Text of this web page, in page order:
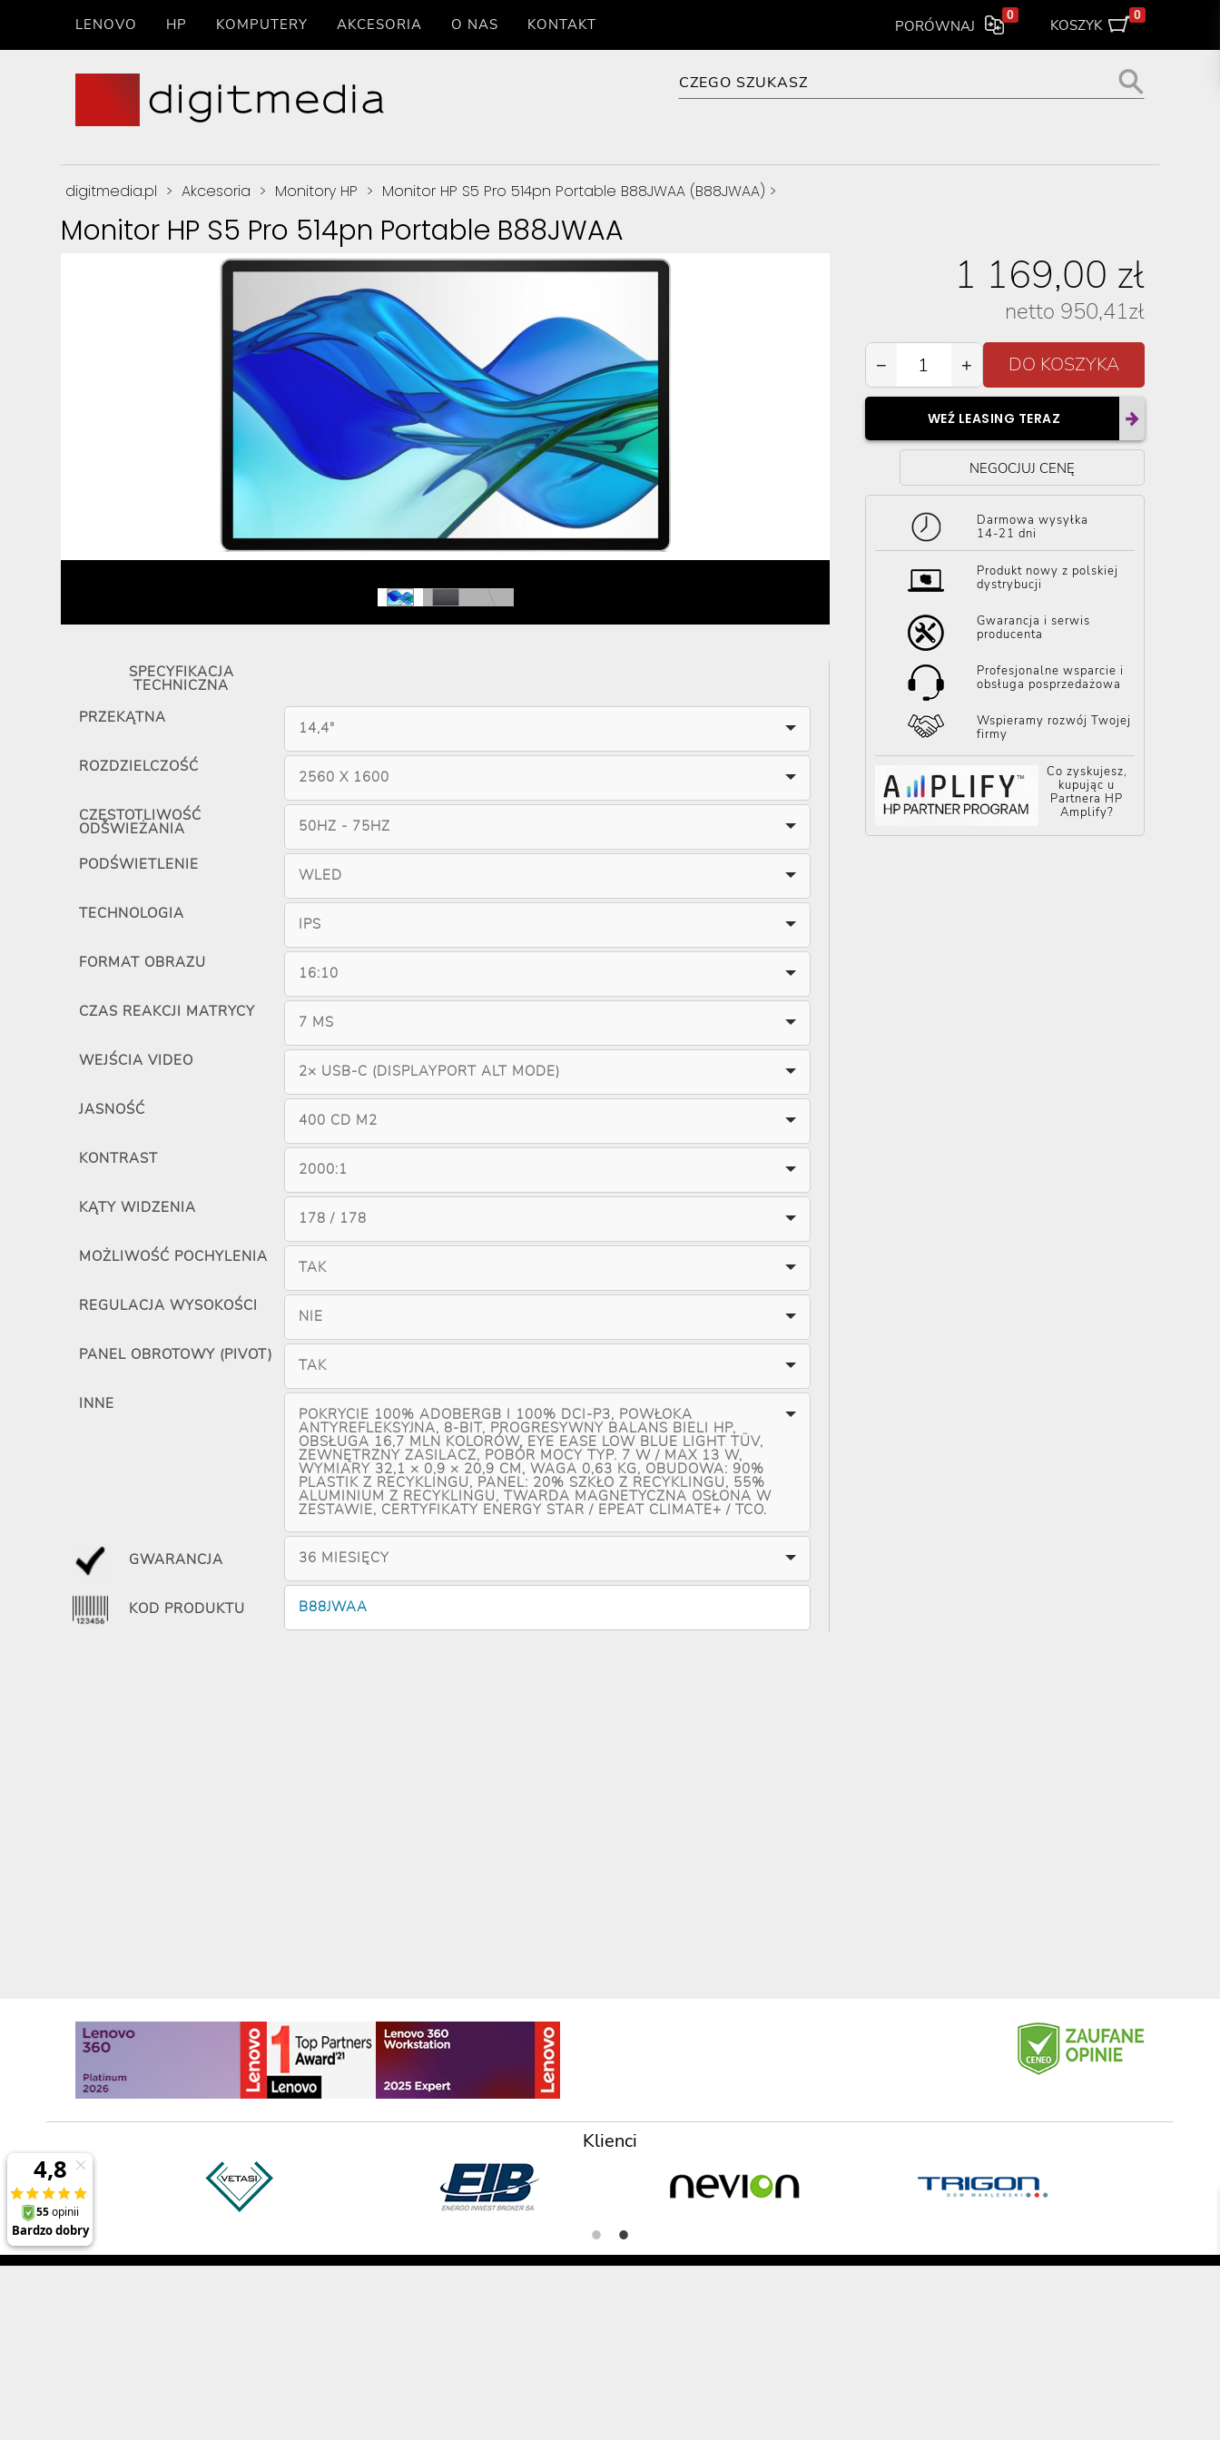
LENOVO HP KOMPUTERY AKCESORIA O NAS KONTAKT PORÓWNAJ
0
KOSZYK
0
digitmedia.pl > Akcesoria > Monitory HP > Monitor HP S5 Pro 514pn Portable B88JWAA (B88JWAA) >
Monitor HP S5 Pro 514pn Portable B88JWAA
1 169,00 zł
netto 950,41zł
− +
WEŹ LEASING TERAZ
NEGOCJUJ CENĘ
Darmowa wysyłka
14-21 dni
Produkt nowy z polskiej
dystrybucji
Gwarancja i serwis
producenta
Profesjonalne wsparcie i
obsługa posprzedażowa
Wspieramy rozwój Twojej
firmy
Co zyskujesz,
kupując u
Partnera HP
Amplify?
SPECYFIKACJA
TECHNICZNA
PRZEKĄTNA
14,4"
ROZDZIELCZOŚĆ
2560 X 1600
CZĘSTOTLIWOŚĆ
ODŚWIEŻANIA 50HZ - 75HZ
PODŚWIETLENIE
WLED
TECHNOLOGIA
IPS
FORMAT OBRAZU
16:10
CZAS REAKCJI MATRYCY
7 MS
WEJŚCIA VIDEO
2× USB-C (DISPLAYPORT ALT MODE)
JASNOŚĆ
400 CD M2
KONTRAST
2000:1
KĄTY WIDZENIA
178 / 178
MOŻLIWOŚĆ POCHYLENIA
TAK
REGULACJA WYSOKOŚCI
NIE
PANEL OBROTOWY (PIVOT)
TAK
INNE
POKRYCIE 100% ADOBERGB I 100% DCI-P3, POWŁOKA
ANTYREFLEKSYJNA, 8-BIT, PROGRESYWNY BALANS BIELI HP,
OBSŁUGA 16,7 MLN KOLORÓW, EYE EASE LOW BLUE LIGHT TÜV,
ZEWNĘTRZNY ZASILACZ, POBÓR MOCY TYP. 7 W / MAX 13 W,
WYMIARY 32,1 × 0,9 × 20,9 CM, WAGA 0,63 KG, OBUDOWA: 90%
PLASTIK Z RECYKLINGU, PANEL: 20% SZKŁO Z RECYKLINGU, 55%
ALUMINIUM Z RECYKLINGU, TWARDA MAGNETYCZNA OSŁONA W
ZESTAWIE, CERTYFIKATY ENERGY STAR / EPEAT CLIMATE+ / TCO.
GWARANCJA 36 MIESIĘCY
KOD PRODUKTU B88JWAA
Klienci